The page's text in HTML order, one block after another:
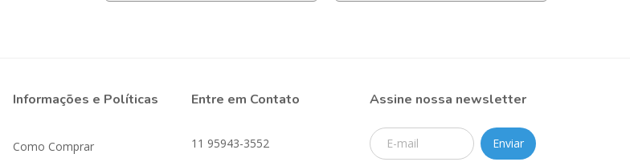
Informações e Políticas
Como Comprar
Entre em Contato
11 95943-3552
Assine nossa newsletter